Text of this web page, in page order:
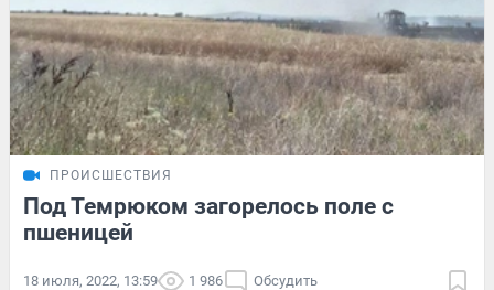
ПРОИСШЕСТВИЯ
Под Темрюком загорелось поле с
пшеницей
18 июля, 2022, 13:59 1 986 Обсудить